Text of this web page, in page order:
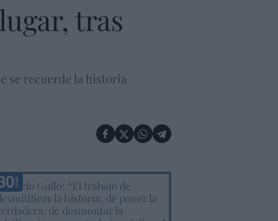
tras
se recuerde la historia
Gullo: “El trabajo de
la historia, de poner la
de desmontar la